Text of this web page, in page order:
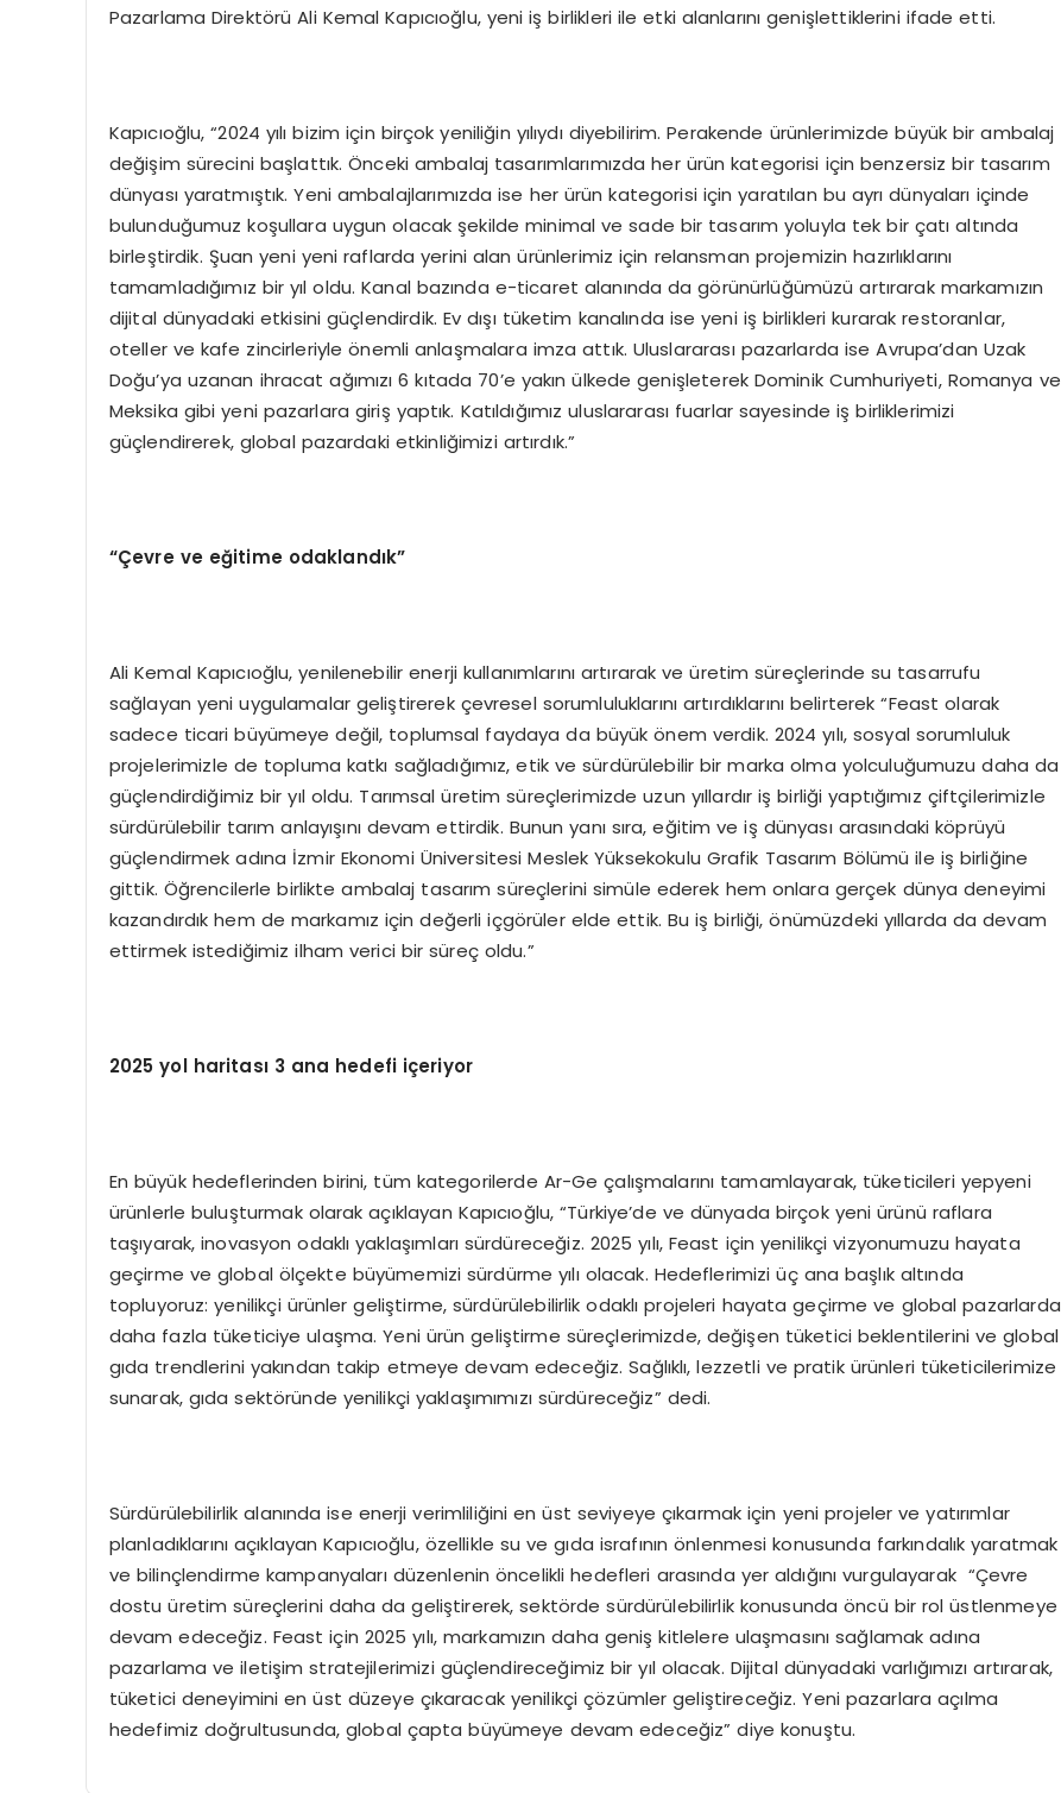
Pazarlama Direktörü Ali Kemal Kapıcıoğlu, yeni iş birlikleri ile etki alanlarını genişlettiklerini ifade etti.
Kapıcıoğlu, “2024 yılı bizim için birçok yeniliğin yılıydı diyebilirim. Perakende ürünlerimizde büyük bir ambalaj
değişim sürecini başlattık. Önceki ambalaj tasarımlarımızda her ürün kategorisi için benzersiz bir tasarım
dünyası yaratmıştık. Yeni ambalajlarımızda ise her ürün kategorisi için yaratılan bu ayrı dünyaları içinde
bulunduğumuz koşullara uygun olacak şekilde minimal ve sade bir tasarım yoluyla tek bir çatı altında
birleştirdik. Şuan yeni yeni raflarda yerini alan ürünlerimiz için relansman projemizin hazırlıklarını
tamamladığımız bir yıl oldu. Kanal bazında e-ticaret alanında da görünürlüğümüzü artırarak markamızın
dijital dünyadaki etkisini güçlendirdik. Ev dışı tüketim kanalında ise yeni iş birlikleri kurarak restoranlar,
oteller ve kafe zincirleriyle önemli anlaşmalara imza attık. Uluslararası pazarlarda ise Avrupa’dan Uzak
Doğu’ya uzanan ihracat ağımızı 6 kıtada 70’e yakın ülkede genişleterek Dominik Cumhuriyeti, Romanya ve
Meksika gibi yeni pazarlara giriş yaptık. Katıldığımız uluslararası fuarlar sayesinde iş birliklerimizi
güçlendirerek, global pazardaki etkinliğimizi artırdık.”
“Çevre ve eğitime odaklandık”
Ali Kemal Kapıcıoğlu, yenilenebilir enerji kullanımlarını artırarak ve üretim süreçlerinde su tasarrufu
sağlayan yeni uygulamalar geliştirerek çevresel sorumluluklarını artırdıklarını belirterek “Feast olarak
sadece ticari büyümeye değil, toplumsal faydaya da büyük önem verdik. 2024 yılı, sosyal sorumluluk
projelerimizle de topluma katkı sağladığımız, etik ve sürdürülebilir bir marka olma yolculuğumuzu daha da
güçlendirdiğimiz bir yıl oldu. Tarımsal üretim süreçlerimizde uzun yıllardır iş birliği yaptığımız çiftçilerimizle
sürdürülebilir tarım anlayışını devam ettirdik. Bunun yanı sıra, eğitim ve iş dünyası arasındaki köprüyü
güçlendirmek adına İzmir Ekonomi Üniversitesi Meslek Yüksekokulu Grafik Tasarım Bölümü ile iş birliğine
gittik. Öğrencilerle birlikte ambalaj tasarım süreçlerini simüle ederek hem onlara gerçek dünya deneyimi
kazandırdık hem de markamız için değerli içgörüler elde ettik. Bu iş birliği, önümüzdeki yıllarda da devam
ettirmek istediğimiz ilham verici bir süreç oldu.”
2025 yol haritası 3 ana hedefi içeriyor
En büyük hedeflerinden birini, tüm kategorilerde Ar-Ge çalışmalarını tamamlayarak, tüketicileri yepyeni
ürünlerle buluşturmak olarak açıklayan Kapıcıoğlu, “Türkiye’de ve dünyada birçok yeni ürünü raflara
taşıyarak, inovasyon odaklı yaklaşımları sürdüreceğiz. 2025 yılı, Feast için yenilikçi vizyonumuzu hayata
geçirme ve global ölçekte büyümemizi sürdürme yılı olacak. Hedeflerimizi üç ana başlık altında
topluyoruz: yenilikçi ürünler geliştirme, sürdürülebilirlik odaklı projeleri hayata geçirme ve global pazarlarda
daha fazla tüketiciye ulaşma. Yeni ürün geliştirme süreçlerimizde, değişen tüketici beklentilerini ve global
gıda trendlerini yakından takip etmeye devam edeceğiz. Sağlıklı, lezzetli ve pratik ürünleri tüketicilerimize
sunarak, gıda sektöründe yenilikçi yaklaşımımızı sürdüreceğiz” dedi.
Sürdürülebilirlik alanında ise enerji verimliliğini en üst seviyeye çıkarmak için yeni projeler ve yatırımlar
planladıklarını açıklayan Kapıcıoğlu, özellikle su ve gıda israfının önlenmesi konusunda farkındalık yaratmak
ve bilinçlendirme kampanyaları düzenlenin öncelikli hedefleri arasında yer aldığını vurgulayarak “Çevre
dostu üretim süreçlerini daha da geliştirerek, sektörde sürdürülebilirlik konusunda öncü bir rol üstlenmeye
devam edeceğiz. Feast için 2025 yılı, markamızın daha geniş kitlelere ulaşmasını sağlamak adına
pazarlama ve iletişim stratejilerimizi güçlendireceğimiz bir yıl olacak. Dijital dünyadaki varlığımızı artırarak,
tüketici deneyimini en üst düzeye çıkaracak yenilikçi çözümler geliştireceğiz. Yeni pazarlara açılma
hedefimiz doğrultusunda, global çapta büyümeye devam edeceğiz” diye konuştu.